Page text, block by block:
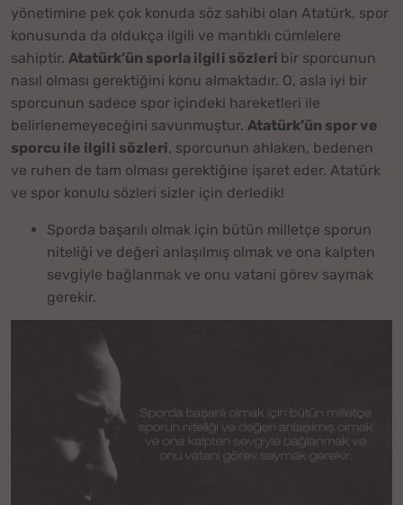
yönetimine pek çok konuda söz sahibi olan Atatürk, spor
konusunda da oldukça ilgili ve mantıklı cümlelere
sahiptir. Atatürk’ün sporla ilgili sözleri bir sporcunun
nasıl olması gerektiğini konu almaktadır. O, asla iyi bir
sporcunun sadece spor içindeki hareketleri ile
belirlenemeyeceğini savunmuştur. Atatürk’ün spor ve
sporcu ile ilgili sözleri, sporcunun ahlaken, bedenen
ve ruhen de tam olması gerektiğine işaret eder. Atatürk
ve spor konulu sözleri sizler için derledik!
Sporda başarılı olmak için bütün milletçe sporun
niteliği ve değeri anlaşılmış olmak ve ona kalpten
sevgiyle bağlanmak ve onu vatani görev saymak
gerekir.